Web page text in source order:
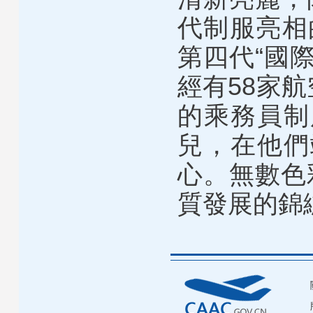
代制服亮
第四代“國
經有58家
的乘務員
兒，在他
心。無數色
質發展的錦